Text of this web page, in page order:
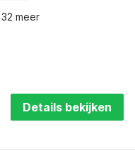
32 meer
Details bekijken